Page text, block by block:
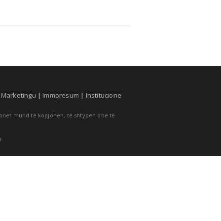
Marketingu | Immpresum | Institucione
mund të kopjohen, të shtypen dhe të